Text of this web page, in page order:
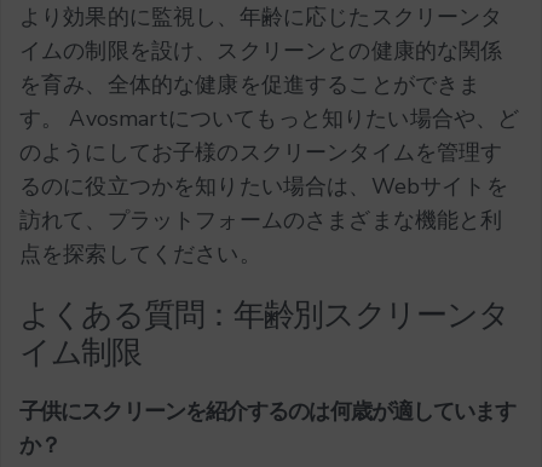
より効果的に監視し、年齢に応じたスクリーンタ
イムの制限を設け、スクリーンとの健康的な関係
を育み、全体的な健康を促進することができま
す。 Avosmartについてもっと知りたい場合や、ど
のようにしてお子様のスクリーンタイムを管理す
るのに役立つかを知りたい場合は、Webサイトを
訪れて、プラットフォームのさまざまな機能と利
点を探索してください。
よくある質問：年齢別スクリーンタ
イム制限
子供にスクリーンを紹介するのは何歳が適しています
か？